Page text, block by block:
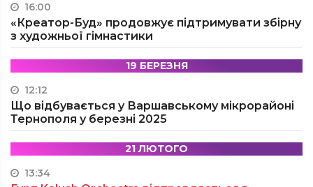
16:00
«Креатор-Буд» продовжує підтримувати збірну
з художньої гімнастики
19 БЕРЕЗНЯ
12:12
Що відбувається у Варшавському мікрорайоні
Тернополя у березні 2025
21 ЛЮТОГО
13:34